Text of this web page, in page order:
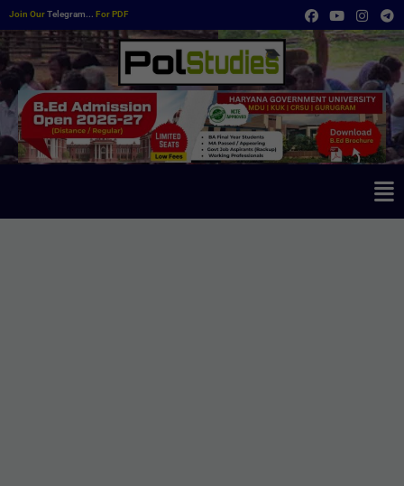
Join OurTelegram... For PDF